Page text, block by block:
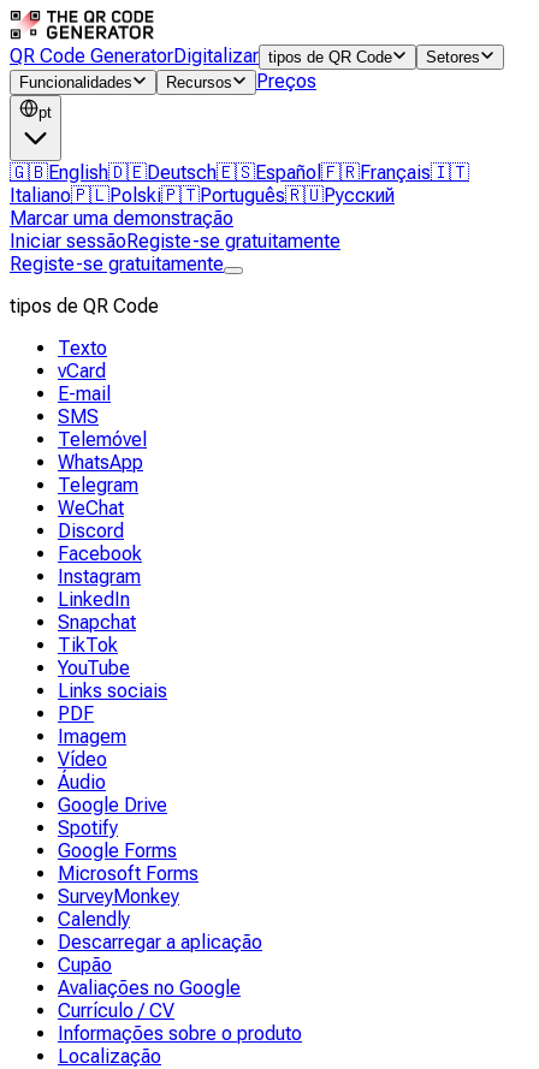
QR Code GeneratorDigitalizar tipos de QR Code
Setores
Funcionalidades
Recursos Preços
pt
🇬🇧English🇩🇪Deutsch🇪🇸Español 🇫🇷Français🇮🇹
Italiano🇵🇱Polski🇵🇹Português🇷🇺Русский
Marcar uma demonstração
Iniciar sessãoRegiste-se gratuitamente
Registe-se gratuitamente
tipos de QR Code
Texto
vCard
E-mail
SMS
Telemóvel
WhatsApp
Telegram
WeChat
Discord
Facebook
Instagram
LinkedIn
Snapchat
TikTok
YouTube
Links sociais
PDF
Imagem
Vídeo
Áudio
Google Drive
Spotify
Google Forms
Microsoft Forms
SurveyMonkey
Calendly
Descarregar a aplicação
Cupão
Avaliações no Google
Currículo / CV
Informações sobre o produto
Localização